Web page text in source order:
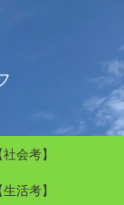
社会考】
生活考】